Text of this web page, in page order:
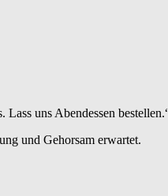
uns Abendessen
und Gehorsam erwartet.